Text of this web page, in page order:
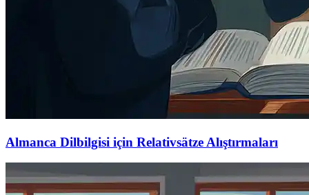
Almanca Dilbilgisi için Relativsätze Alıştırmaları